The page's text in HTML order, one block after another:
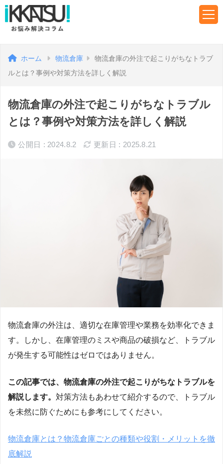
ホーム 物流倉庫
物流倉庫の外注で起こりがちなトラブ
ルとは？事例や対策方法を詳しく解説
物流倉庫の外注で起こりがちなトラブル
とは？事例や対策方法を詳しく解説
公開日 : 2024.8.2 更新日 : 2025.8.21
物流倉庫の外注は、適切な在庫管理や業務を効率化できま
す。しかし、在庫管理のミスや商品の破損など、トラブル
が発生する可能性はゼロではありません。
この記事では、物流倉庫の外注で起こりがちなトラブルを
解説します。 対策方法もあわせて紹介するので、トラブル
を未然に防ぐためにも参考にしてください。
物流倉庫とは？物流倉庫ごとの種類や役割・メリットを徹
底解説